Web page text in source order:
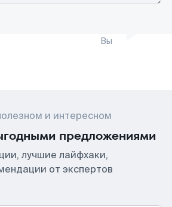
Вы
и интересном
предложениями
лучшие лайфхаки,
от экспертов